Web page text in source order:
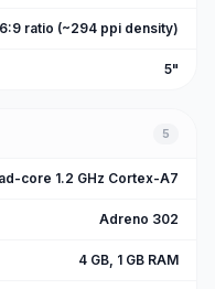
ratio (~294 ppi density)
5"
5
core 1.2 GHz Cortex-A7
Adreno 302
4 GB, 1 GB RAM